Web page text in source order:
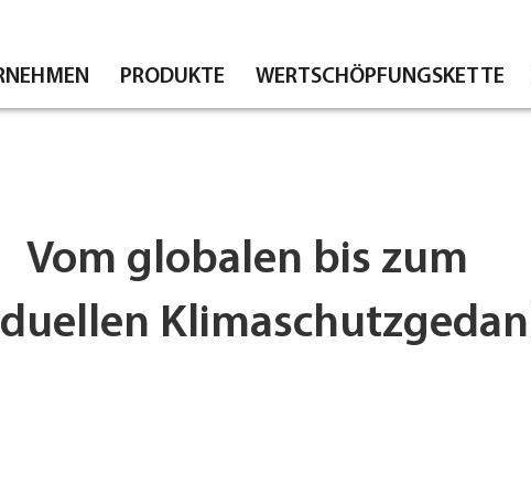
PRODUKTE WERTSCHÖPFUNGSKETTE
Vom globalen bis zum